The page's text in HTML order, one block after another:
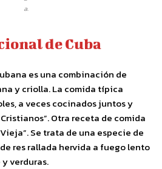
a.
de Cuba
es una combinación de
y criolla. La comida típica
a veces cocinados juntos y
Otra receta de comida
Se trata de una especie de
res rallada hervida a fuego lento
verduras.